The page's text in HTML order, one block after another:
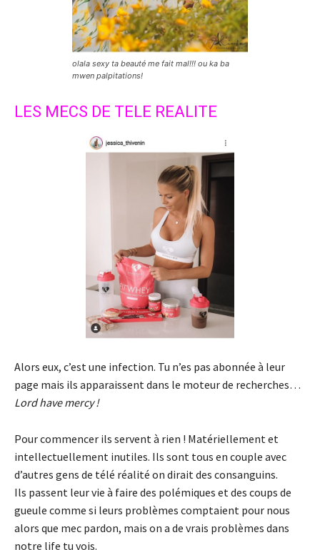
olala sexy ta beauté me fait mal!!! ou ka ba
mwen palpitations!
LES MECS DE TELE REALITE
Alors eux, c’est une infection. Tu n’es pas abonnée à leur
page mais ils apparaissent dans le moteur de recherches…
Lord have mercy !
Pour commencer ils servent à rien ! Matériellement et
intellectuellement inutiles. Ils sont tous en couple avec
d’autres gens de télé réalité on dirait des consanguins.
Ils passent leur vie à faire des polémiques et des coups de
gueule comme si leurs problèmes comptaient pour nous
alors que mec pardon, mais on a de vrais problèmes dans
notre life tu vois.